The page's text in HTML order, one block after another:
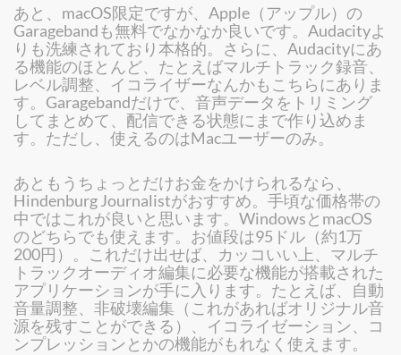
あと、macOS限定ですが、Apple（アップル）の
Garagebandも無料でなかなか良いです。Audacityよ
りも洗練されており本格的。さらに、Audacityにあ
る機能のほとんど、たとえばマルチトラック録音、
レベル調整、イコライザーなんかもこちらにありま
す。Garagebandだけで、音声データをトリミング
してまとめて、配信できる状態にまで作り込めま
す。ただし、使えるのはMacユーザーのみ。
あともうちょっとだけお金をかけられるなら、
Hindenburg Journalistがおすすめ。手頃な価格帯の
中ではこれが良いと思います。WindowsとmacOS
のどちらでも使えます。お値段は95ドル（約1万
200円）。これだけ出せば、カッコいい上、マルチ
トラックオーディオ編集に必要な機能が搭載された
アプリケーションが手に入ります。たとえば、自動
音量調整、非破壊編集（これがあればオリジナル音
源を残すことができる）、イコライゼーション、コ
ンプレッションとかの機能がもれなく使えます。